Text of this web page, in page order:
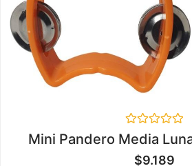
Valorado
en
Mini Pandero Media
$9.189